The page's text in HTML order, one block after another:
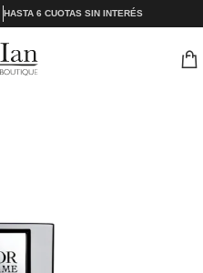
HASTA 6 CUOTAS SIN INTERÉS